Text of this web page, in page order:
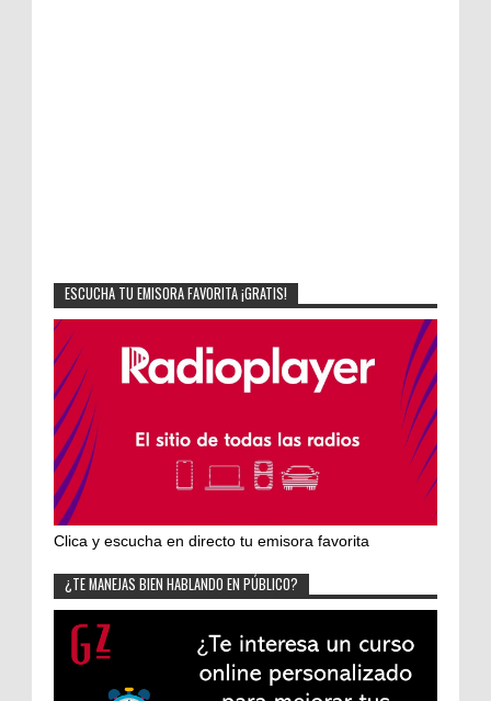
ESCUCHA TU EMISORA FAVORITA ¡GRATIS!
Clica y escucha en directo tu emisora favorita
¿TE MANEJAS BIEN HABLANDO EN PÚBLICO?